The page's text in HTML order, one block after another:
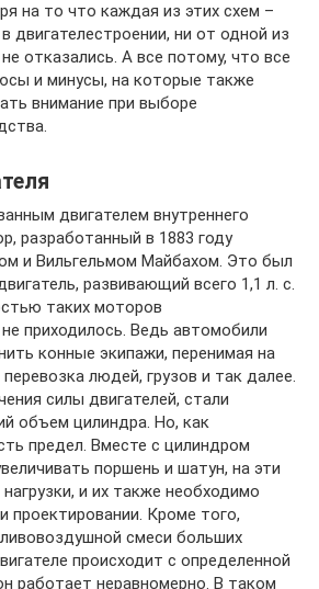
на то что каждая из этих схем –
двигателестроении, ни от одной из
отказались. А все потому, что все
и минусы, на которые также
внимание при выборе
двигателем внутреннего
разработанный в 1883 году
и Вильгельмом Майбахом. Это был
развивающий всего 1,1 л. с.
таких моторов
приходилось. Ведь автомобили
конные экипажи, перенимая на
людей, грузов и так далее.
силы двигателей, стали
объем цилиндра. Но, как
предел. Вместе с цилиндром
поршень и шатун, на эти
и их также необходимо
проектировании. Кроме того,
смеси больших
происходит с определенной
работает неравномерно. В таком